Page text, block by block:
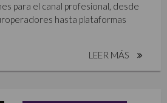
para el canal profesional, desde
hasta plataformas
LEER MÁS